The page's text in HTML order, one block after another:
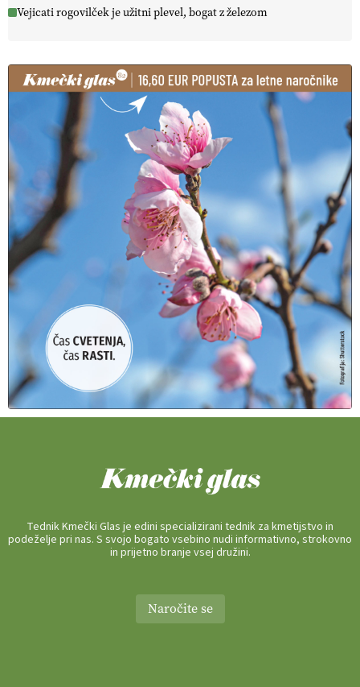
Vejicati rogovilček je užitni plevel, bogat z železom
Tednik Kmečki Glas je edini specializirani tednik za kmetijstvo in
podeželje pri nas. S svojo bogato vsebino nudi informativno, strokovno
in prijetno branje vsej družini.
Naročite se